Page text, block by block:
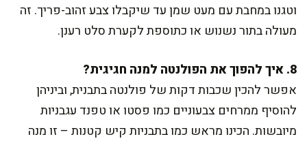
וטגנו במחבת עם מעט שמן עד שיקבלו צבע זהוב-פריך. זה
מעולה בתור נשנוש או כתוספת לקערת סלט רענן.
8. איך להפוך את הפולנטה למנה חגיגית?
אפשר להכין שכבות דקות של פולנטה בתבנית, וביניהן
להוסיף ממרחים צבעוניים כמו פסטו או טפנד עגבניות
מיובשות. הכינו מראש כמו בתבניות קיש קטנות – זו מנה